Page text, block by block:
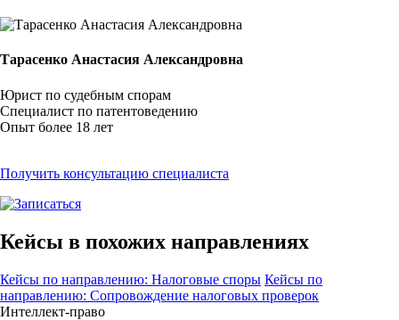
Тарасенко Анастасия Александровна
Юрист по судебным спорам
Специалист по патентоведению
Опыт более 18 лет
Получить консультацию специалиста
Кейсы в похожих направлениях
Кейсы по направлению: Налоговые споры Кейсы по
направлению: Сопровождение налоговых проверок
Интеллект-право